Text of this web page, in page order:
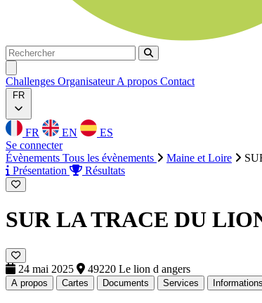
Rechercher
Rechercher
Challenges OrganisateurA propos Contact
FR
FR EN
ES
Se connecter
Évènements Tous les évènements Maine et Loire
Présentation
Résultats
SUR LA TRACE DU
24 mai 2025 49220 Le lion d angers
A propos Cartes Documents Services